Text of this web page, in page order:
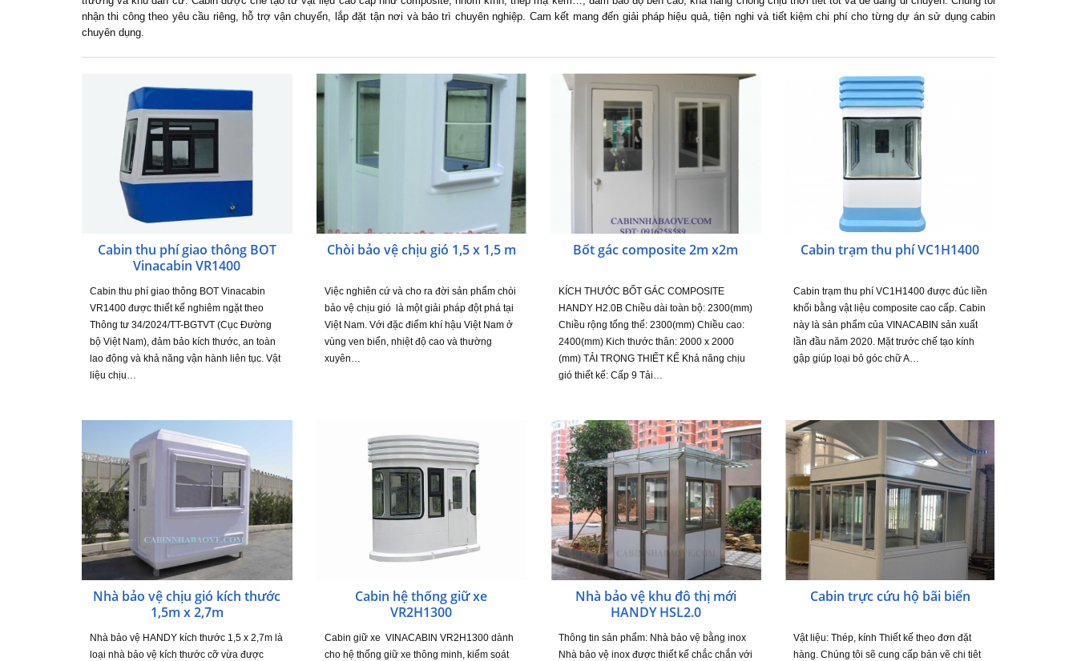
nhận thi công theo yêu cầu riêng, hỗ trợ vận chuyển, lắp đặt tận nơi và bảo trì chuyên nghiệp. Cam kết mang đến giải pháp hiệu quả, tiện nghi và tiết kiệm chi phí cho từng dự án sử dụng cabin
chuyên dụng.
Cabin thu phí giao thông BOT
Vinacabin VR1400
Cabin thu phí giao thông BOT Vinacabin
VR1400 được thiết kế nghiêm ngặt theo
Thông tư 34/2024/TT-BGTVT (Cục Đường
bộ Việt Nam), đảm bảo kích thước, an toàn
lao động và khả năng vận hành liên tục. Vật
liệu chịu…
Chòi bảo vệ chịu gió 1,5 x 1,5 m
Việc nghiên cứ và cho ra đời sản phẩm chòi
bảo vệ chịu gió là một giải pháp đột phá tại
Việt Nam. Với đặc điểm khí hậu Việt Nam ở
vùng ven biển, nhiệt độ cao và thường
xuyên…
Bốt gác composite 2m x2m
KÍCH THƯỚC BỐT GÁC COMPOSITE
HANDY H2.0B Chiều dài toàn bộ: 2300(mm)
Chiều rộng tổng thể: 2300(mm) Chiều cao:
2400(mm) Kich thước thân: 2000 x 2000
(mm) TẢI TRỌNG THIẾT KẾ Khả năng chịu
gió thiết kế: Cấp 9 Tải…
Cabin trạm thu phí VC1H1400
Cabin trạm thu phí VC1H1400 được đúc liền
khối bằng vật liệu composite cao cấp. Cabin
này là sản phẩm của VINACABIN sản xuất
lần đầu năm 2020. Mặt trước chế tạo kính
gập giúp loại bỏ góc chữ A…
Nhà bảo vệ chịu gió kích thước
1,5m x 2,7m
Nhà bảo vệ HANDY kích thước 1,5 x 2,7m là
loại nhà bảo vệ kích thước cỡ vừa được
Cabin hệ thống giữ xe
VR2H1300
Cabin giữ xe VINACABIN VR2H1300 dành
cho hệ thống giữ xe thông minh, kiểm soát
Nhà bảo vệ khu đô thị mới
HANDY HSL2.0
Thông tin sản phẩm: Nhà bảo vệ bằng inox
Nhà bảo vệ inox được thiết kế chắc chắn với
Cabin trực cứu hộ bãi biển
Vật liệu: Thép, kính Thiết kế theo đơn đặt
hàng. Chúng tôi sẽ cung cấp bản vẽ chi tiêt